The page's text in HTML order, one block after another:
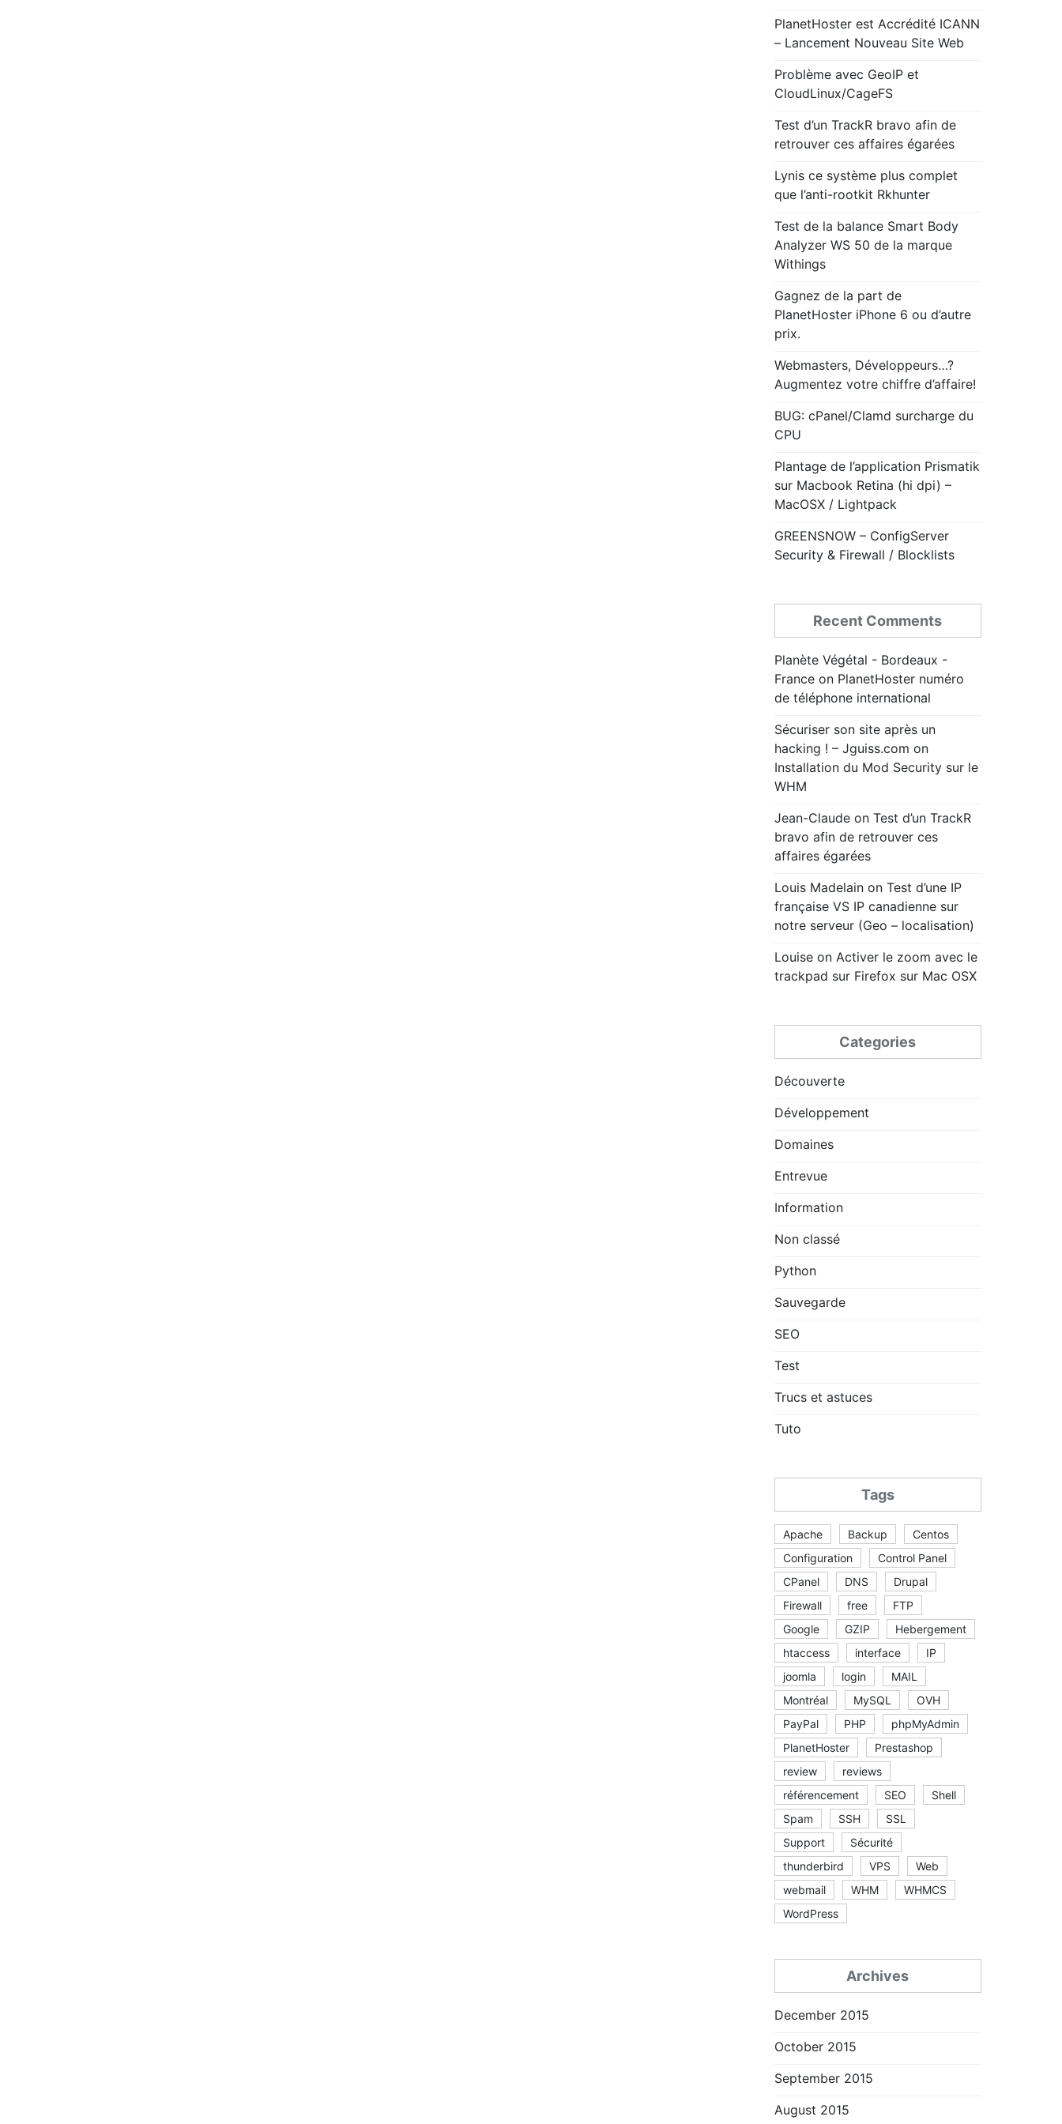
PlanetHoster est Accrédité ICANN
– Lancement Nouveau Site Web
Problème avec GeoIP et
CloudLinux/CageFS
Test d’un TrackR bravo afin de
retrouver ces affaires égarées
Lynis ce système plus complet
que l’anti-rootkit Rkhunter
Test de la balance Smart Body
Analyzer WS 50 de la marque
Withings
Gagnez de la part de
PlanetHoster iPhone 6 ou d’autre
prix.
Webmasters, Développeurs…?
Augmentez votre chiffre d’affaire!
BUG: cPanel/Clamd surcharge du
CPU
Plantage de l’application Prismatik
sur Macbook Retina (hi dpi) –
MacOSX / Lightpack
GREENSNOW – ConfigServer
Security & Firewall / Blocklists
Recent Comments
Planète Végétal - Bordeaux -
Franceon PlanetHoster numéro
de téléphone international
Sécuriser son site après un
hacking ! – Jguiss.com on
Installation du Mod Security sur le
WHM
Jean-Claudeon Test d’un TrackR
bravo afin de retrouver ces
affaires égarées
Louis Madelainon Test d’une IP
française VS IP canadienne sur
notre serveur (Geo – localisation)
Louiseon Activer le zoom avec le
trackpad sur Firefox sur Mac OSX
Categories
Découverte
Développement
Domaines
Entrevue
Information
Non classé
Python
Sauvegarde
SEO
Test
Trucs et astuces
Tuto
Tags
Apache Backup
Centos
Configuration
Control Panel
CPanel
DNS
Drupal
Firewall
free
FTP
Google
GZIP
Hebergement
htaccess
interface
IP
joomla
login
MAIL
Montréal
MySQL
OVH
PayPal
PHP
phpMyAdmin
PlanetHoster
Prestashop
review
reviews
référencement
SEO
Shell
Spam
SSH
SSL
Support
Sécurité
thunderbird
VPS
Web
webmail
WHM
WHMCS
WordPress
Archives
December 2015
October 2015
September 2015
August 2015